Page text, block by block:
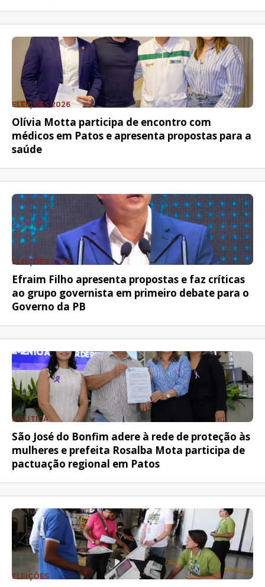
ELEIÇÕES 2026
Olívia Motta participa de encontro com
médicos em Patos e apresenta propostas para a
saúde
ELEIÇÕES 2026
Efraim Filho apresenta propostas e faz críticas
ao grupo governista em primeiro debate para o
Governo da PB
POLÍTICA
São José do Bonfim adere à rede de proteção às
mulheres e prefeita Rosalba Mota participa de
pactuação regional em Patos
ELEIÇÕES